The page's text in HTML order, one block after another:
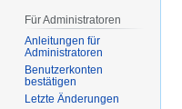
Für Administratoren
Anleitungen für
Administratoren
Benutzerkonten
bestätigen
Letzte Änderungen